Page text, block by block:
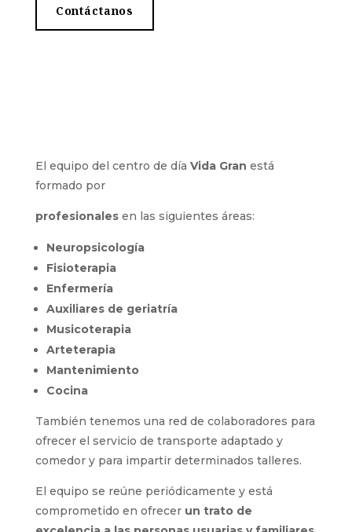
Contáctanos
El equipo del centro de día Vida Gran está
formado por
profesionales en las siguientes áreas:
Neuropsicología
Fisioterapia
Enfermería
Auxiliares de geriatría
Musicoterapia
Arteterapia
Mantenimiento
Cocina
También tenemos una red de colaboradores para
ofrecer el servicio de transporte adaptado y
comedor y para impartir determinados talleres.
El equipo se reúne periódicamente y está
comprometido en ofrecerun trato de